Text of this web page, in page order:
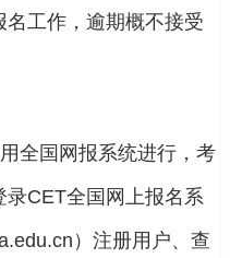
工作，逾期概不接受
全国网报系统进行，考
CET全国网上报名系
）注册用户、查